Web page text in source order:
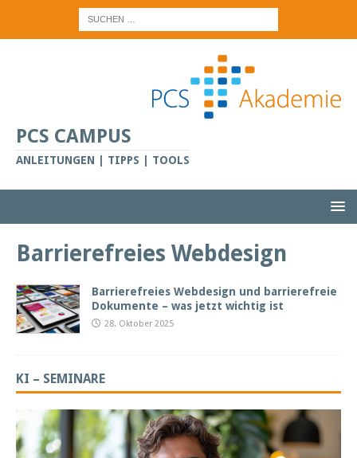
PCS CAMPUS
ANLEITUNGEN | TIPPS | TOOLS
Barrierefreies Webdesign
Barrierefreies Webdesign und barrierefreie
Dokumente – was jetzt wichtig ist
28. Oktober 2025
KI – SEMINARE